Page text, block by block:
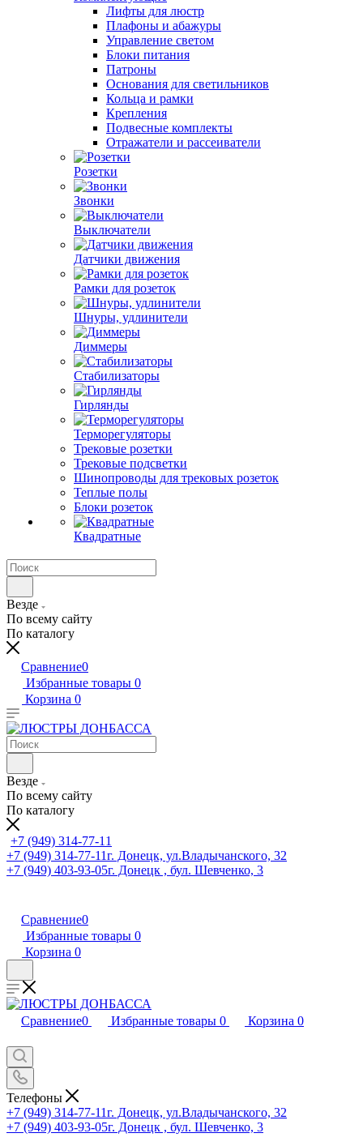
Лифты для люстр
Плафоны и абажуры
Управление светом
Блоки питания
Патроны
Основания для светильников
Кольца и рамки
Крепления
Подвесные комплекты
Отражатели и рассеиватели
Розетки
Звонки
Выключатели
Датчики движения
Рамки для розеток
Шнуры, удлинители
Диммеры
Стабилизаторы
Гирлянды
Терморегуляторы
Трековые розетки
Трековые подсветки
Шинопроводы для трековых розеток
Теплые полы
Блоки розеток
Квадратные
Везде
По всему сайту
По каталогу
Сравнение0
Избранные товары 0
Корзина 0
Везде
По всему сайту
По каталогу
+7 (949) 314-77-11
+7 (949) 314-77-11г. Донецк, ул.Владычанского, 32
+7 (949) 403-93-05г. Донецк , бул. Шевченко, 3
Сравнение0
Избранные товары 0
Корзина 0
Сравнение0 Избранные товары 0 Корзина 0
Телефоны
+7 (949) 314-77-11г. Донецк, ул.Владычанского, 32
+7 (949) 403-93-05г. Донецк , бул. Шевченко, 3